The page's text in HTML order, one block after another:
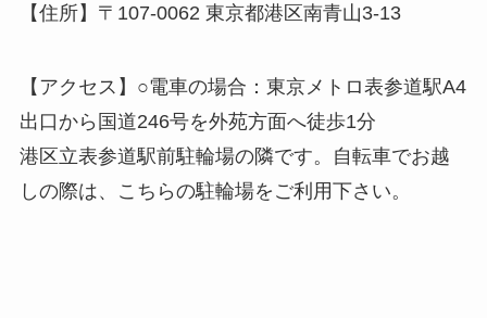
【住所】〒107-0062 東京都港区南青山3-13
【アクセス】○電車の場合：東京メトロ表参道駅A4
出口から国道246号を外苑方面へ徒歩1分
港区立表参道駅前駐輪場の隣です。自転車でお越
しの際は、こちらの駐輪場をご利用下さい。